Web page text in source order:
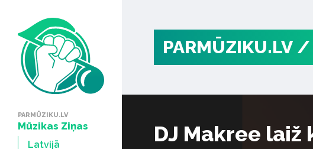
PARMŪZIKU.LV
Mūzikas Ziņas
Latvijā
PARMŪZIKU.LV /
DJ Makree laiž